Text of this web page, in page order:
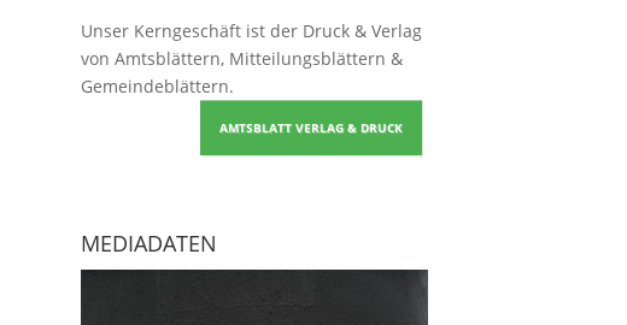
Unser Kerngeschäft ist der Druck & Verlag
von Amtsblättern, Mitteilungsblättern &
Gemeindeblättern.
AMTSBLATT VERLAG & DRUCK
MEDIADATEN